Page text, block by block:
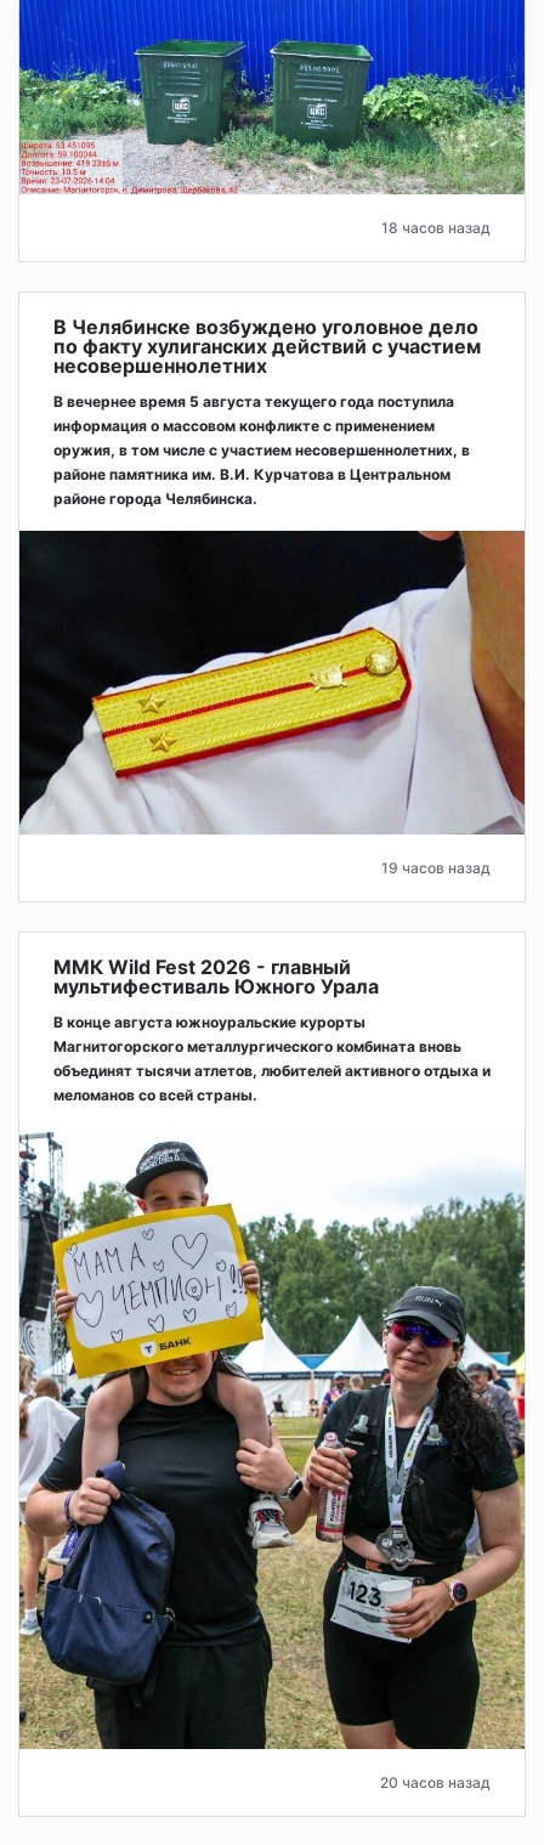
18 часов назад
В Челябинске возбуждено уголовное дело
по факту хулиганских действий с участием
несовершеннолетних
В вечернее время 5 августа текущего года поступила
информация о массовом конфликте с применением
оружия, в том числе с участием несовершеннолетних, в
районе памятника им. В.И. Курчатова в Центральном
районе города Челябинска.
19 часов назад
ММК Wild Fest 2026 - главный
мультифестиваль Южного Урала
В конце августа южноуральские курорты
Магнитогорского металлургического комбината вновь
объединят тысячи атлетов, любителей активного отдыха и
меломанов со всей страны.
20 часов назад